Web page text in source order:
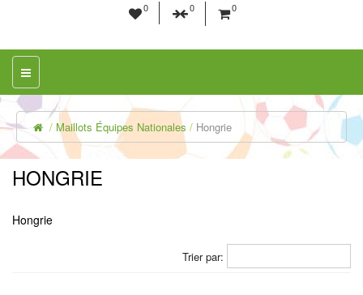
0 0 0
Maillots Équipes Nationales Hongrie
HONGRIE
Hongrie
Trier par: